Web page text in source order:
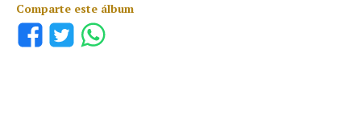
Comparte este álbum